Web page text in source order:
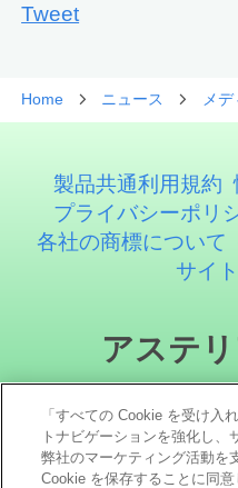
Tweet
Home ニュース メ
製品共通利用規約
プライバシーポリ
各社の商標について
サイ
アステ
「すべての Cookie を受け入
トナビゲーションを強化し、
弊社のマーケティング活動を
Cookie を保存することに同意